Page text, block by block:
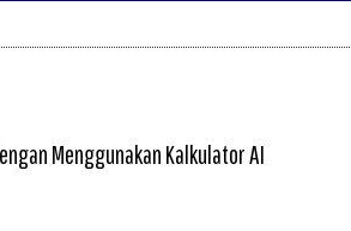
Menggunakan Kalkulator AI